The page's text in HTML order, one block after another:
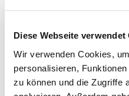
Diese Webseite verwendet
Wir verwenden Cookies,
personalisieren,
zu können und die Zugriffe
Für Ihre Beratung und
Fleischerfachgeschäfte
Großabnehmer.
Unser Team im
Ein- und
telefonisch in der Regel
Sie schreiben eine E-Mail.